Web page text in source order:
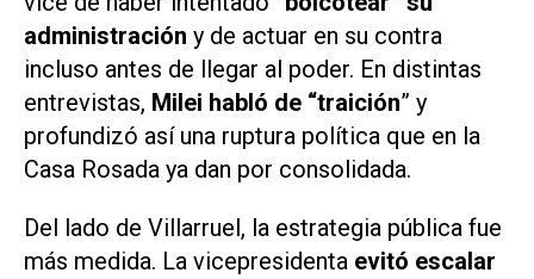
administración y de actuar en su contra
incluso antes de llegar al poder. En distintas
entrevistas, Milei habló de “traición” y
profundizó así una ruptura política que en la
Casa Rosada ya dan por consolidada.
Del lado de Villarruel, la estrategia pública fue
más medida. La vicepresidenta evitó escalar